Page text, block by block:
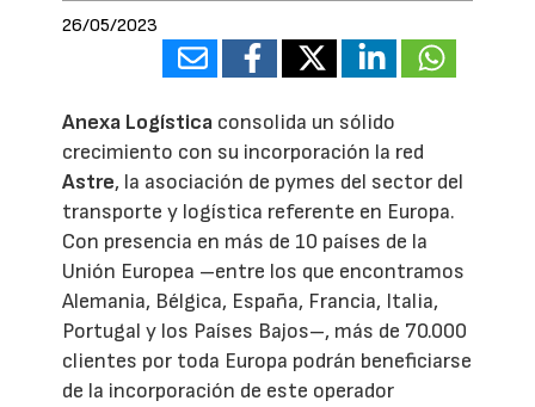
26/05/2023
Anexa Logística consolida un sólido
crecimiento con su incorporación la red
Astre, la asociación de pymes del sector del
transporte y logística referente en Europa.
Con presencia en más de 10 países de la
Unión Europea –entre los que encontramos
Alemania, Bélgica, España, Francia, Italia,
Portugal y los Países Bajos–, más de 70.000
clientes por toda Europa podrán beneficiarse
de la incorporación de este operador